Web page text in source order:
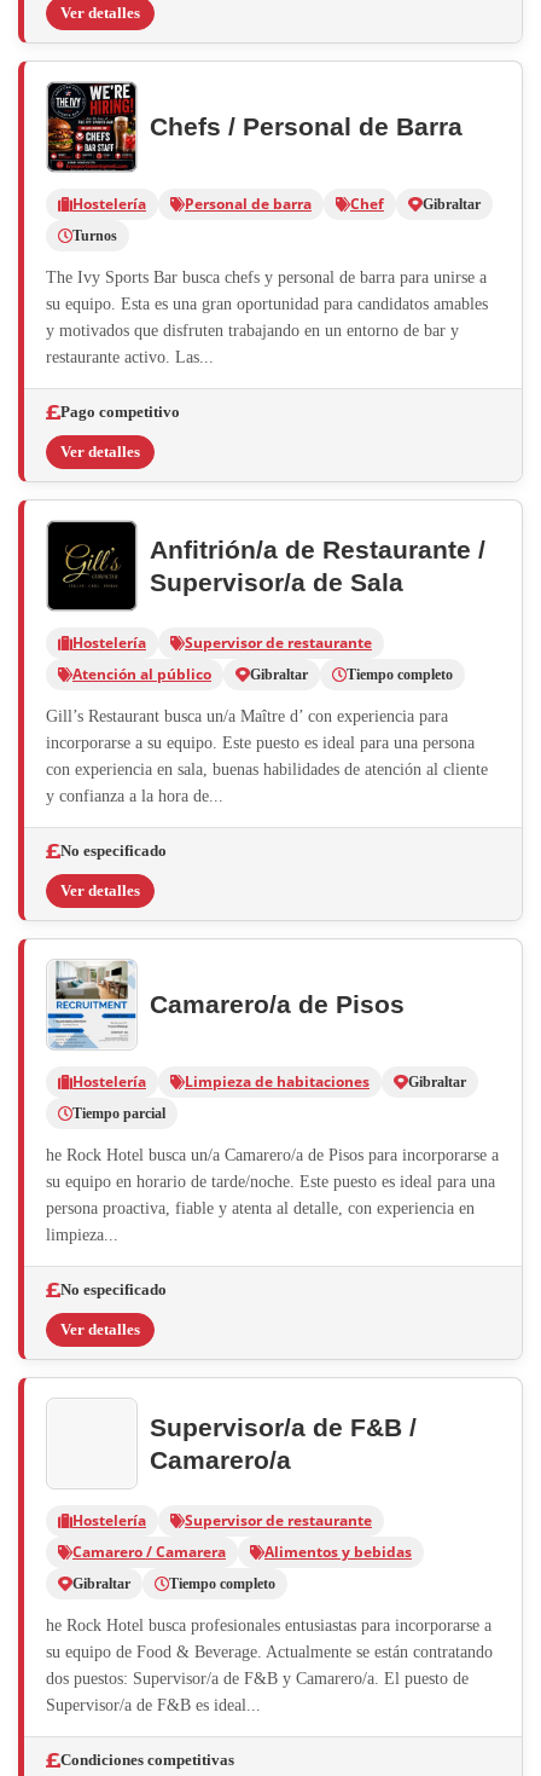
Ver detalles
Chefs / Personal de Barra
Hostelería Personal de barra Chef
Gibraltar
Turnos
The Ivy Sports Bar busca chefs y personal de barra para unirse a
su equipo. Esta es una gran oportunidad para candidatos amables
y motivados que disfruten trabajando en un entorno de bar y
restaurante activo. Las...
Pago competitivo
Ver detalles
Anfitrión/a de Restaurante /
Supervisor/a de Sala
Hostelería
Supervisor de restaurante
Atención al público
Gibraltar Tiempo completo
Gill’s Restaurant busca un/a Maître d’ con experiencia para
incorporarse a su equipo. Este puesto es ideal para una persona
con experiencia en sala, buenas habilidades de atención al cliente
y confianza a la hora de...
No especificado
Ver detalles
Camarero/a de Pisos
Hostelería Limpieza de habitaciones
Gibraltar
Tiempo parcial
he Rock Hotel busca un/a Camarero/a de Pisos para incorporarse a
su equipo en horario de tarde/noche. Este puesto es ideal para una
persona proactiva, fiable y atenta al detalle, con experiencia en
limpieza...
No especificado
Ver detalles
Supervisor/a de F&B /
Camarero/a
Hostelería
Supervisor de restaurante
Camarero / Camarera
Alimentos y bebidas
Gibraltar Tiempo completo
he Rock Hotel busca profesionales entusiastas para incorporarse a
su equipo de Food & Beverage. Actualmente se están contratando
dos puestos: Supervisor/a de F&B y Camarero/a. El puesto de
Supervisor/a de F&B es ideal...
Condiciones competitivas